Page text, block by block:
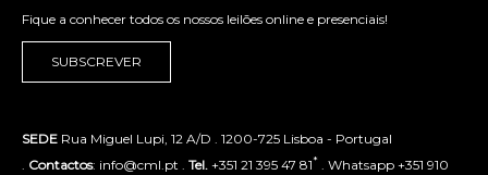
Fique a conhecer todos os nossos leilões online e presenciais!
SUBSCREVER
SEDE Rua Miguel Lupi, 12 A/D . 1200-725 Lisboa - Portugal
Contactos: info@cml.pt . Tel. +351 21 395 47 81* . Whatsapp +351 910